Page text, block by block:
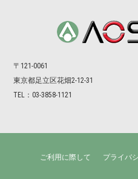
〒121-0061
東京都⾜⽴区花畑2-12-31
TEL：03-3858-1121
ご利用に際して プライバ